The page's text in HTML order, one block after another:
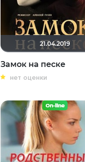
21.04.2019
Замок на песке
нет оценки